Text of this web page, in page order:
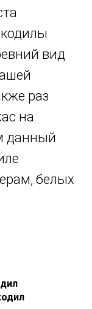
вид
раз
на
данный
белых